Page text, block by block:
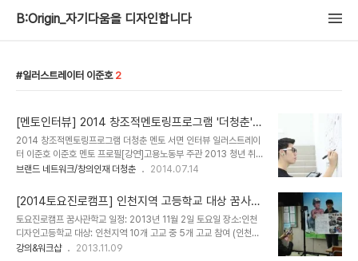
B:Origin_자기다움을 디자인합니다
일러스트레이터 이준호 2
[멘토인터뷰] 2014 창조적멘토링프로그램 '더청춘' -
이준호 멘토 by 퍼스널브랜드PD 박현진
2014 창조적멘토링프로그램 더청춘 멘토 서면 인터뷰 일러스트레이
터 이준호 이준호 멘토 프로필[강연]고용노동부 주관 2013 청년 취업
아케데미 대학강연(동원대, 청강문화산업대, 한국 교통대, 계원예대 )
터 가을愛 해피파파 러닝미 [ 내 캐릭터를 만들어보자]원광대학교 창
업캠프 강의 성남시청 진로직업박람회 100인의 멘토 [전시]단체전 이
앙갤러리 '시선' 참여단체전 아르체갤러리. 대학생특별전' 참여 단체전
카페 오렌지연필 '아이드로잉전시회기획,전시단체전 우이헌 갤러리
'말' 기획,전시단체전 소월아트홀 '나의 한문장'기획,전시? [참여작가
브랜드 네트워크/창의인재 더청춘 2014.07.14
[2014토요진로캠프] 인천지역 고등학교 대상 꿈사관
학교 드림 SMP과정- 드림보드 3T 만들기 @인천디
자인고등학교
토요진로캠프 꿈사관학교 일정: 2013년 11월 2일 토요일 장소:인천
디자인고등학교 대상: 인천지역 10개 고교 중 5개 고교 참여 (인천디
자인고, 청학공업고, 계산공업고, 인천기계공고, 인천하이텍고 1,2학
강의&워크샵 2013.11.09